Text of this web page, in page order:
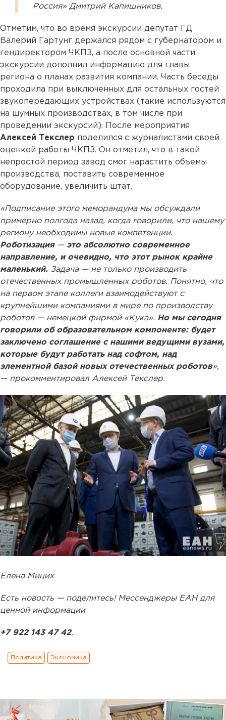
Россия» Дмитрий Капишников.
Отметим, что во время экскурсии депутат ГД
Валерий Гартунг держался рядом с губернатором и
гендиректором ЧКПЗ, а после основной части
экскурсии дополнил информацию для главы
региона о планах развития компании. Часть беседы
проходила при выключенных для остальных гостей
звукопередающих устройствах (такие используются
на шумных производствах, в том числе при
проведении экскурсий). После мероприятия
Алексей Текслер поделился с журналистами своей
оценкой работы ЧКПЗ. Он отметил, что в такой
непростой период завод смог нарастить объемы
производства, поставить современное
оборудование, увеличить штат.
«Подписание этого меморандума мы обсуждали
примерно полгода назад, когда говорили, что нашему
региону необходимы новые компетенции.
Роботизация —это абсолютно современное
направление, и очевидно, что этот рынок крайне
маленький. Задача — не только производить
отечественных промышленных роботов. Понятно, что
на первом этапе коллеги взаимодействуют с
крупнейшими компаниями в мире по производству
роботов — немецкой фирмой «Кука». Но мы сегодня
говорили об образовательном компоненте: будет
заключено соглашение с нашими ведущими вузами,
которые будут работать над софтом, над
элементной базой новых отечественных роботов»,
— прокомментировал Алексей Текслер.
Елена Мицих
Есть новость — поделитесь! Мессенджеры ЕАН для
ценной информации
+7 922 143 47 42.
Политика Экономика